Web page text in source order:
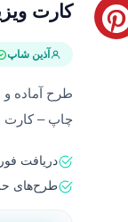
کارت
آذین شاپ
طرح آماده و
چاپ – کارت
دریافت
طرح‌های